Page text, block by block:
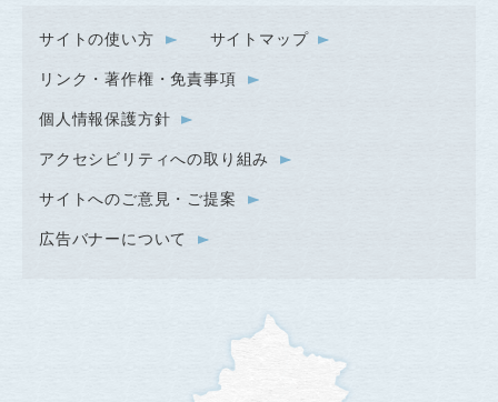
サイトの使い方 サイトマップ
リンク・著作権・免責事項
個人情報保護方針
アクセシビリティへの取り組み
サイトへのご意見・ご提案
広告バナーについて